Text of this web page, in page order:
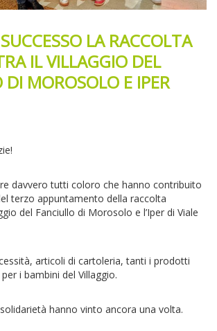
LA RACCOLTA
IL VILLAGGIO DEL
DI MOROSOLO E IPER
davvero tutti coloro che hanno contribuito
terzo appuntamento della raccolta
del Fanciullo di Morosolo e l’Iper di Viale
articoli di cartoleria, tanti i prodotti
i bambini del Villaggio.
hanno vinto ancora una volta.